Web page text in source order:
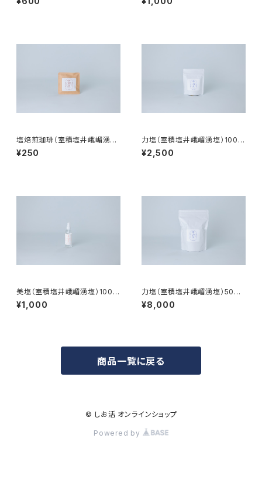
塩焙煎珈琲（室積塩井峨嵋湧
塩）ドリップパック
¥250
力塩（室積塩井峨嵋湧塩）100g
袋
¥2,500
美塩（室積塩井峨嵋湧塩）100m
l スプレーボトル
¥1,000
力塩（室積塩井峨嵋湧塩）500g
袋
¥8,000
商品一覧に戻る
© しお活 オンラインショップ
Powered by